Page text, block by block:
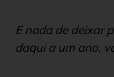
E nada de deixar
daqui a um ano,